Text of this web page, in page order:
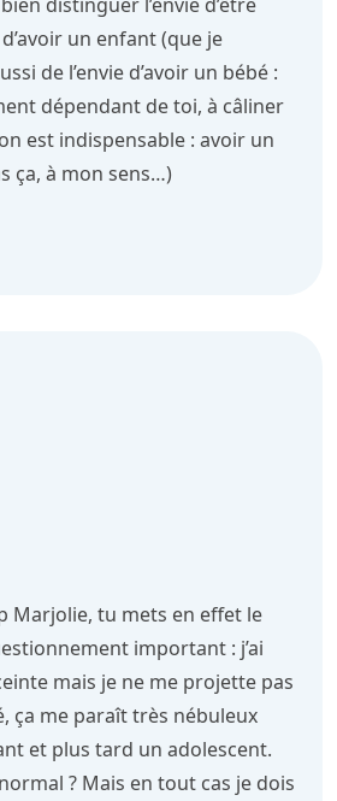
un enfant (que je
de l’envie d’avoir un bébé :
dépendant de toi, à câliner
est indispensable : avoir un
ça, à mon sens…)
Marjolie, tu mets en effet le
important : j’ai
mais je ne me projette pas
ça me paraît très nébuleux
et plus tard un adolescent.
? Mais en tout cas je dois